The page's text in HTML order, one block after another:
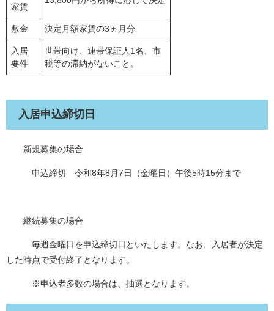
家賃
敷金 決定月額家賃の3ヵ月分
入居
要件
世帯向け、連帯保証人1名、市
税等の滞納がないこと。
入居申込締切日
新規募集の場合
申込締切 令和8年8月7日（金曜日）午後5時15分まで
継続募集の場合
毎週金曜日を申込締切日といたします。なお、入居者が決定
した時点で受付終了となります。
※申込者多数の場合は、抽選となります。